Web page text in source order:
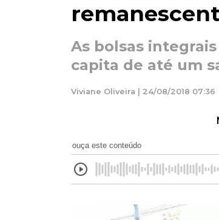
As bolsas
capita de até um
Viviane Oliveira | 24/08/2018 07:36
ouça este conteúdo